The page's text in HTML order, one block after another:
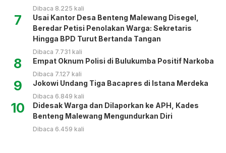
Dibaca 8.225 kali
7
Usai Kantor Desa Benteng Malewang Disegel,
Beredar Petisi Penolakan Warga: Sekretaris
Hingga BPD Turut Bertanda Tangan
Dibaca 7.731 kali
8 Empat Oknum Polisi di Bulukumba Positif Narkoba
Dibaca 7.127 kali
9 Jokowi Undang Tiga Bacapres di Istana Merdeka
Dibaca 6.849 kali
10
Didesak Warga dan Dilaporkan ke APH, Kades
Benteng Malewang Mengundurkan Diri
Dibaca 6.459 kali